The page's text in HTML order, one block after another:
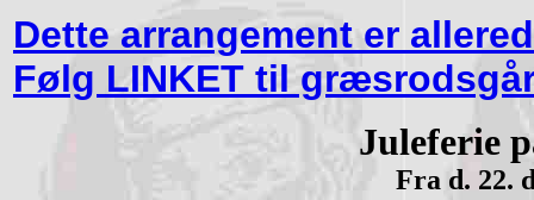
Dette arrangement er
Følg LINKET til
Juleferie
Fra d. 22.